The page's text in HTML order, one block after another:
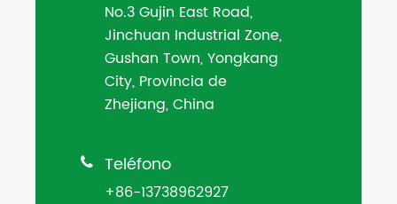
No.3 Gujin East Road,
Jinchuan Industrial Zone,
Gushan Town, Yongkang
City, Provincia de
Zhejiang, China
 Teléfono
+86-13738962927